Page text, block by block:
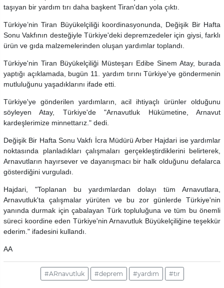
taşıyan bir yardım tırı daha başkent Tiran'dan yola çıktı.
Türkiye’nin Tiran Büyükelçiliği koordinasyonunda, Değişik Bir Hafta
Sonu Vakfının desteğiyle Türkiye'deki depremzedeler için giysi, farklı
ürün ve gıda malzemelerinden oluşan yardımlar toplandı.
Türkiye'nin Tiran Büyükelçiliği Müsteşarı Edibe Sinem Atay, burada
yaptığı açıklamada, bugün 11. yardım tırını Türkiye'ye göndermenin
mutluluğunu yaşadıklarını ifade etti.
Türkiye'ye gönderilen yardımların, acil ihtiyaçlı ürünler olduğunu
söyleyen Atay, Türkiye'de "Arnavutluk Hükümetine, Arnavut
kardeşlerimize minnettarız." dedi.
Değişik Bir Hafta Sonu Vakfı İcra Müdürü Arber Hajdari ise yardımlar
noktasında planladıkları çalışmaları gerçekleştirdiklerini belirterek,
Arnavutların hayırsever ve dayanışmacı bir halk olduğunu defalarca
gösterdiğini vurguladı.
Hajdari, "Toplanan bu yardımlardan dolayı tüm Arnavutlara,
Arnavutluk'ta çalışmalar yürüten ve bu zor günlerde Türkiye'nin
yanında durmak için çabalayan Türk topluluğuna ve tüm bu önemli
süreci koordine eden Türkiye'nin Arnavutluk Büyükelçiliğine teşekkür
ederim." ifadesini kullandı.
AA
#ARnavutluk #deprem #yardım #tır